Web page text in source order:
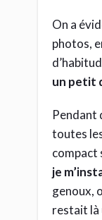
On a
photos,
un petit
Pendant
toutes
compact
je
genoux,
restait là